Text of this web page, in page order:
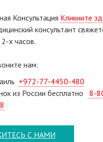
Консультация Кликните
консультант
х часов.
нам:
+972-77-4450-480
из России бесплатно 8-
С НАМИ